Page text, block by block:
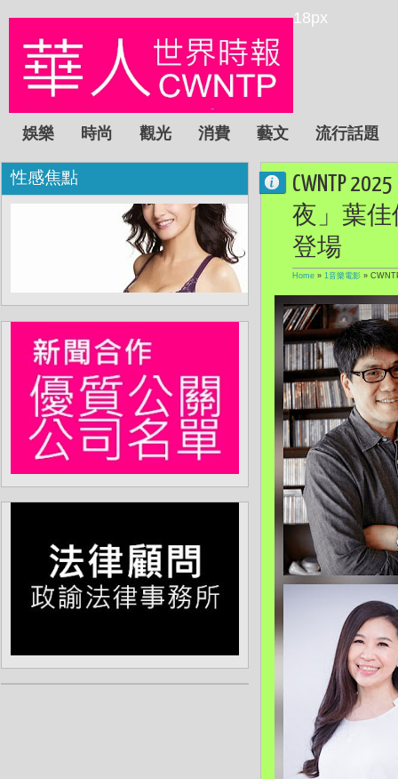
18px
娛樂 時尚 觀光 消費 藝文 流行話題
CWNTP
夜」葉佳
登場
Home » 1音樂電影 »
性感焦點